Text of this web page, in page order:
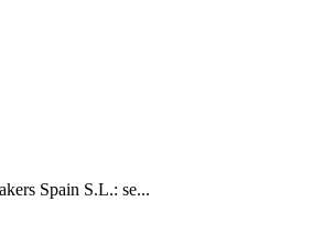
Spain S.L.: se...